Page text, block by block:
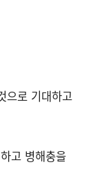
으로 기대하고
고 병해충을